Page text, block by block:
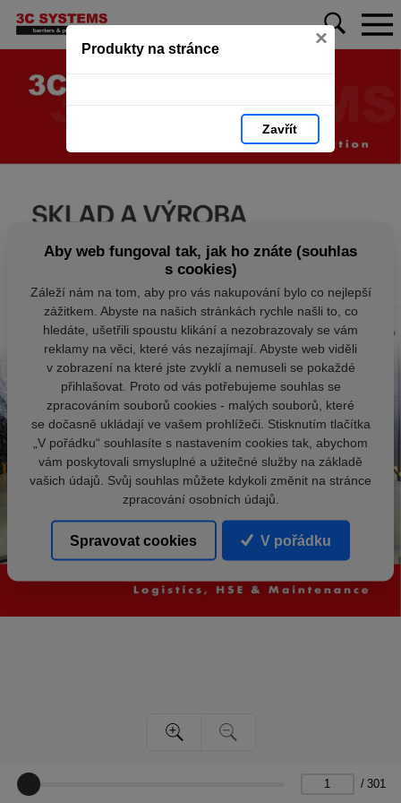
Produkty na stránce ×
Zavřít
/ 301
Aby web fungoval tak, jak ho znáte (souhlas
s cookies)
Záleží nám na tom, aby pro vás nakupování bylo co nejlepší
zážitkem. Abyste na našich stránkách rychle našli to, co
hledáte, ušetřili spoustu klikání a nezobrazovaly se vám
reklamy na věci, které vás nezajímají. Abyste web viděli
v zobrazení na které jste zvyklí a nemuseli se pokaždé
přihlašovat. Proto od vás potřebujeme souhlas se
zpracováním souborů cookies - malých souborů, které
se dočasně ukládají ve vašem prohlížeči. Stisknutím tlačítka
„V pořádku“ souhlasíte s nastavením cookies tak, abychom
vám poskytovali smysluplné a užitečné služby na základě
vašich údajů. Svůj souhlas můžete kdykoli změnit na stránce
zpracování osobních údajů.
Spravovat cookies V pořádku